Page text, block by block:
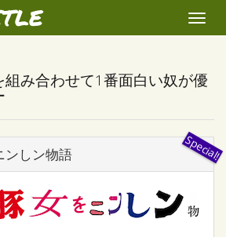
Toggle
組み合わせて1番面白い奴が優
ンしン物語